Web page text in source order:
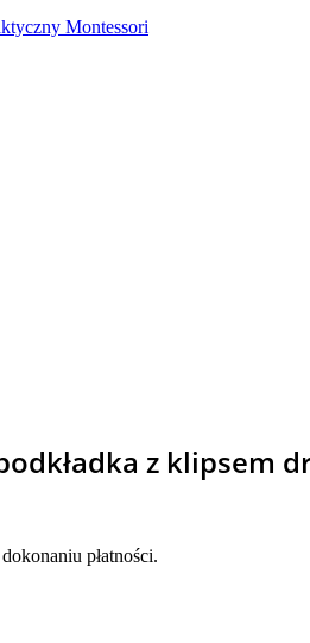
Montessori
z klipsem
płatności.